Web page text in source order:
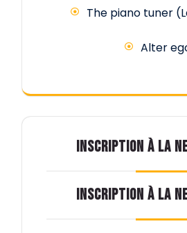
The piano tuner
Alter
INSCRIPTION À LA
INSCRIPTION À LA